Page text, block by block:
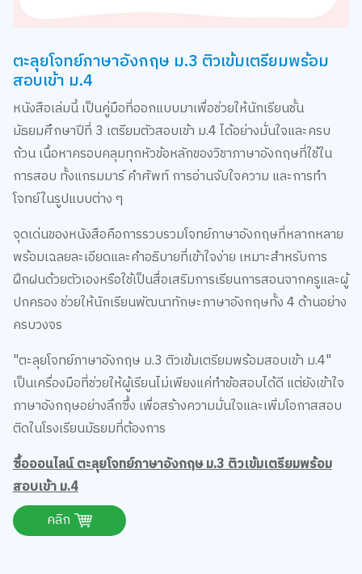
ตะลุยโจทย์ภาษาอังกฤษ ม.3 ติวเข้มเตรียมพร้อม
สอบเข้า ม.4
หนังสือเล่มนี้ เป็นคู่มือที่ออกแบบมาเพื่อช่วยให้นักเรียนชั้น
มัธยมศึกษาปีที่ 3 เตรียมตัวสอบเข้า ม.4 ได้อย่างมั่นใจและครบ
ถ้วน เนื้อหาครอบคลุมทุกหัวข้อหลักของวิชาภาษาอังกฤษที่ใช้ใน
การสอบ ทั้งแกรมมาร์ คำศัพท์ การอ่านจับใจความ และการทำ
โจทย์ในรูปแบบต่าง ๆ
จุดเด่นของหนังสือคือการรวบรวมโจทย์ภาษาอังกฤษที่หลากหลาย
พร้อมเฉลยละเอียดและคำอธิบายที่เข้าใจง่าย เหมาะสำหรับการ
ฝึกฝนด้วยตัวเองหรือใช้เป็นสื่อเสริมการเรียนการสอนจากครูและผู้
ปกครอง ช่วยให้นักเรียนพัฒนาทักษะภาษาอังกฤษทั้ง 4 ด้านอย่าง
ครบวงจร
"ตะลุยโจทย์ภาษาอังกฤษ ม.3 ติวเข้มเตรียมพร้อมสอบเข้า ม.4"
เป็นเครื่องมือที่ช่วยให้ผู้เรียนไม่เพียงแค่ทำข้อสอบได้ดี แต่ยังเข้าใจ
ภาษาอังกฤษอย่างลึกซึ้ง เพื่อสร้างความมั่นใจและเพิ่มโอกาสสอบ
ติดในโรงเรียนมัธยมที่ต้องการ
ซื้อออนไลน์ ตะลุยโจทย์ภาษาอังกฤษ ม.3 ติวเข้มเตรียมพร้อม
สอบเข้า ม.4
คลิก